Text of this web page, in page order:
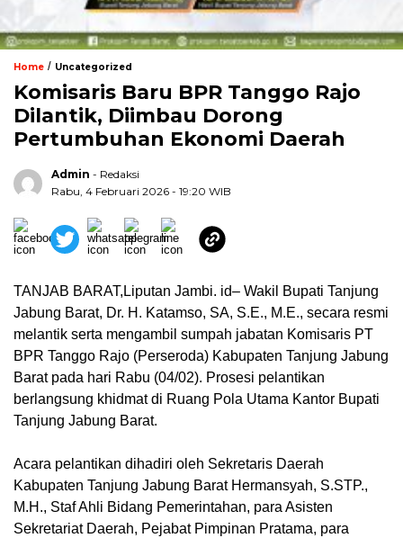
Home / Uncategorized
Komisaris Baru BPR Tanggo Rajo
Dilantik, Diimbau Dorong
Pertumbuhan Ekonomi Daerah
Admin - Redaksi
Rabu, 4 Februari 2026 - 19:20 WIB
TANJAB BARAT,Liputan Jambi. id– Wakil Bupati Tanjung
Jabung Barat, Dr. H. Katamso, SA, S.E., M.E., secara resmi
melantik serta mengambil sumpah jabatan Komisaris PT
BPR Tanggo Rajo (Perseroda) Kabupaten Tanjung Jabung
Barat pada hari Rabu (04/02). Prosesi pelantikan
berlangsung khidmat di Ruang Pola Utama Kantor Bupati
Tanjung Jabung Barat.
Acara pelantikan dihadiri oleh Sekretaris Daerah
Kabupaten Tanjung Jabung Barat Hermansyah, S.STP.,
M.H., Staf Ahli Bidang Pemerintahan, para Asisten
Sekretariat Daerah, Pejabat Pimpinan Pratama, para